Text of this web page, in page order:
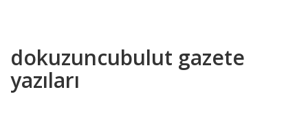
dokuzuncubulut gazete
yazıları